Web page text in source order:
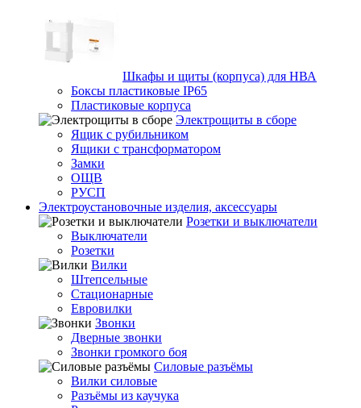
Шкафы и щиты (корпуса) для НВА
Боксы пластиковые IP65
Пластиковые корпуса
Электрощиты в сборе
Ящик с рубильником
Ящики с трансформатором
Замки
ОЩВ
РУСП
Электроустановочные изделия, аксессуары
Розетки и выключатели
Выключатели
Розетки
Вилки
Штепсельные
Стационарные
Евровилки
Звонки
Дверные звонки
Звонки громкого боя
Силовые разъёмы
Вилки силовые
Разъёмы из каучука